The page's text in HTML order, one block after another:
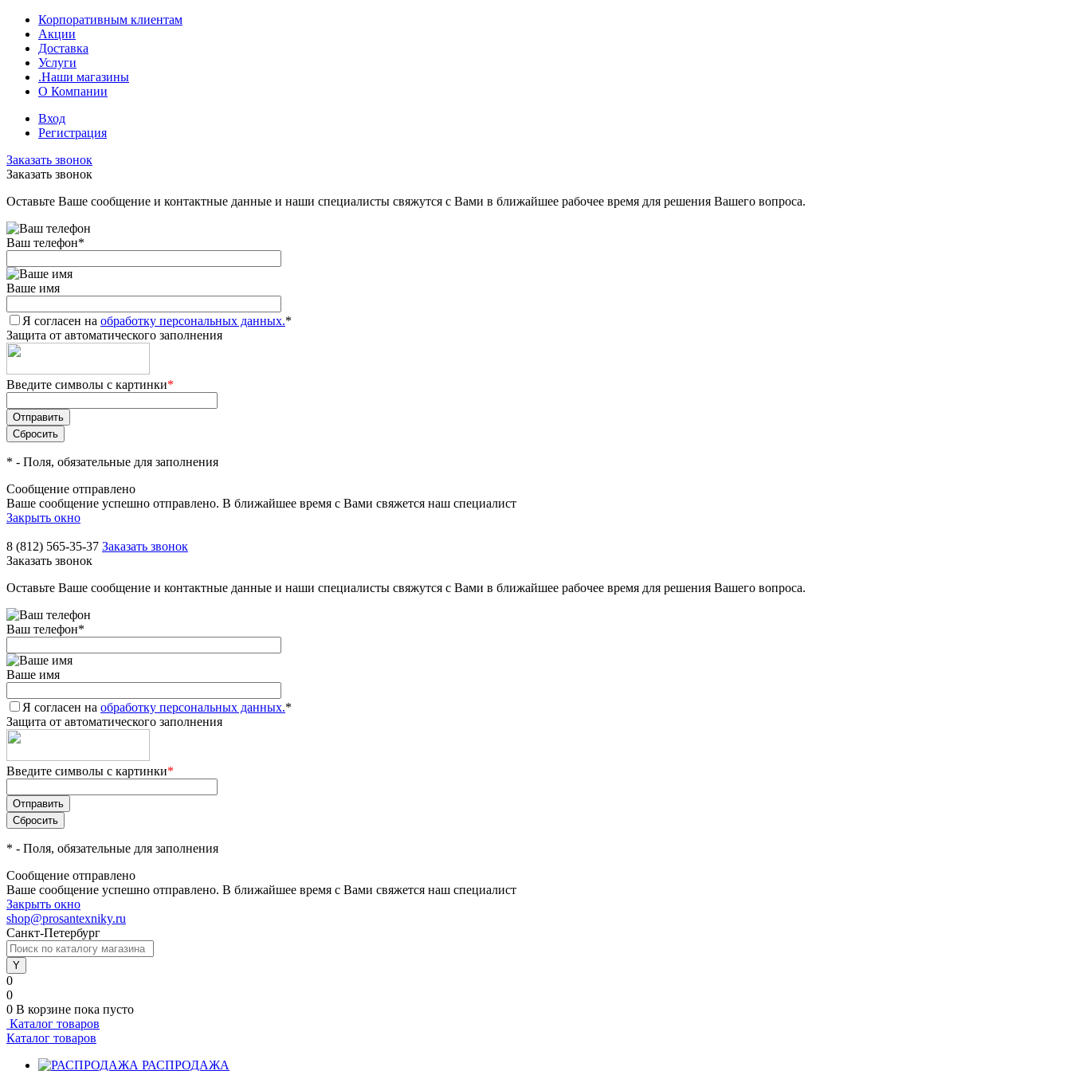
Корпоративным клиентам
Акции
Доставка
Услуги
.Наши магазины
О Компании
Вход
Регистрация
Заказать звонок
Заказать звонок
Оставьте Ваше сообщение и контактные данные и наши специалисты свяжутся с Вами в ближайшее рабочее время для решения Вашего вопроса.
Ваш телефон*
Ваше имя
Я согласен на обработку персональных данных.*
Защита от автоматического заполнения
Введите символы с картинки*
* - Поля, обязательные для заполнения
Сообщение отправлено
Ваше сообщение успешно отправлено. В ближайшее время с Вами свяжется наш специалист
Закрыть окно
8 (812) 565-35-37 Заказать звонок
Заказать звонок
Оставьте Ваше сообщение и контактные данные и наши специалисты свяжутся с Вами в ближайшее рабочее время для решения Вашего вопроса.
Ваш телефон*
Ваше имя
Я согласен на обработку персональных данных.*
Защита от автоматического заполнения
Введите символы с картинки*
* - Поля, обязательные для заполнения
Сообщение отправлено
Ваше сообщение успешно отправлено. В ближайшее время с Вами свяжется наш специалист
Закрыть окно
shop@prosantexniky.ru
Санкт-Петербург
0
0
0 В корзине пока пусто
Каталог товаров
Каталог товаров
РАСПРОДАЖА